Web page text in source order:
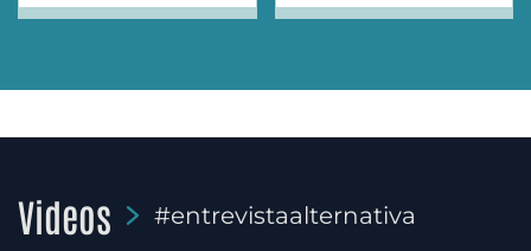
Videos #entrevistaalternativa